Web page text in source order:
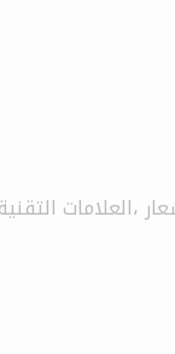
،العلامات